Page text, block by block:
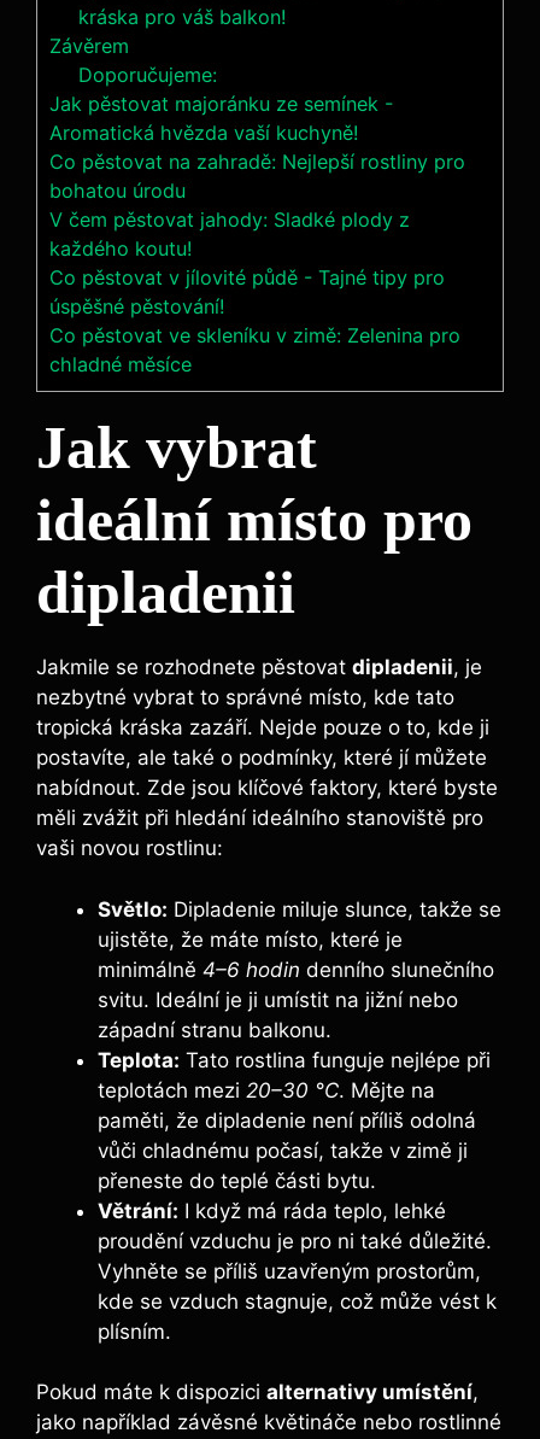
kráska pro váš balkon!
Závěrem
Doporučujeme:
Jak pěstovat majoránku ze semínek -
Aromatická hvězda vaší kuchyně!
Co pěstovat na zahradě: Nejlepší rostliny pro
bohatou úrodu
V čem pěstovat jahody: Sladké plody z
každého koutu!
Co pěstovat v jílovité půdě - Tajné tipy pro
úspěšné pěstování!
Co pěstovat ve skleníku v zimě: Zelenina pro
chladné měsíce
Jak vybrat
ideální místo pro
dipladenii
Jakmile se rozhodnete pěstovat dipladenii, je
nezbytné vybrat to správné místo, kde tato
tropická kráska zazáří. Nejde pouze o to, kde ji
postavíte, ale také o podmínky, které jí můžete
nabídnout. Zde jsou klíčové faktory, které byste
měli zvážit při hledání ideálního stanoviště pro
vaši novou rostlinu:
Světlo: Dipladenie miluje slunce, takže se
ujistěte, že máte místo, které je
minimálně 4–6 hodin denního slunečního
svitu. Ideální je ji umístit na jižní nebo
západní stranu balkonu.
Teplota: Tato rostlina funguje nejlépe při
teplotách mezi 20–30 °C. Mějte na
paměti, že dipladenie není příliš odolná
vůči chladnému počasí, takže v zimě ji
přeneste do teplé části bytu.
Větrání: I když má ráda teplo, lehké
proudění vzduchu je pro ni také důležité.
Vyhněte se příliš uzavřeným prostorům,
kde se vzduch stagnuje, což může vést k
plísním.
Pokud máte k dispozici alternativy umístění,
jako například závěsné květináče nebo rostlinné